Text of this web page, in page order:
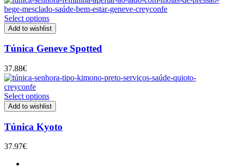
Select options
Add to wishlist
Túnica Geneve Spotted
37.88€
Select options
Add to wishlist
Túnica Kyoto
37.97€